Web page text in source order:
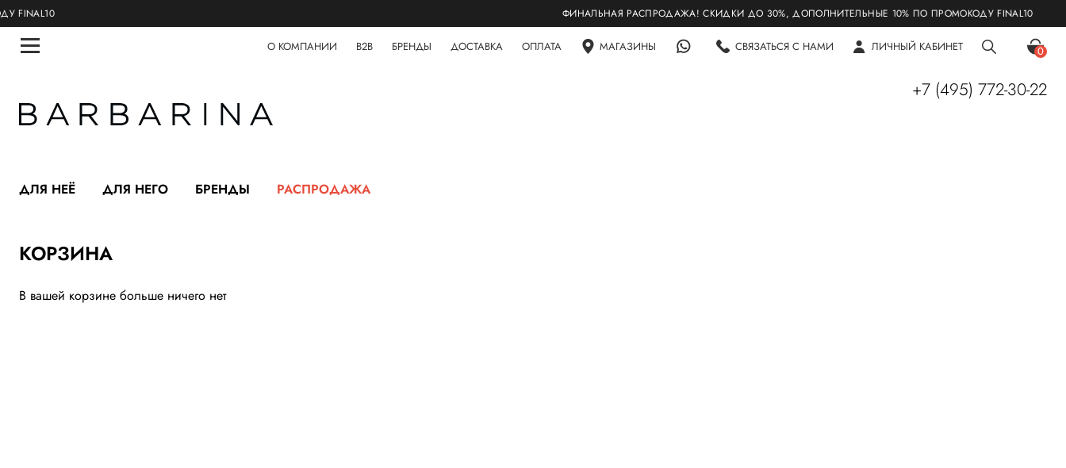
ФИНАЛЬНАЯ РАСПРОДАЖА! СКИДКИ ДО 30%, ДОПОЛНИТЕЛЬНЫЕ 10% ПО ПРОМОКОДУ FINAL10
О КОМПАНИИ B2B БРЕНДЫ ДОСТАВКА ОПЛАТА МАГАЗИНЫ СВЯЗАТЬСЯ С НАМИ ЛИЧНЫЙ КАБИНЕТ 0
+7 (495) 772-30-22
ДЛЯ НЕЁ ДЛЯ НЕГО БРЕНДЫ РАСПРОДАЖА
КОРЗИНА
В вашей корзине больше ничего нет